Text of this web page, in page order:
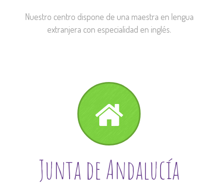
Nuestro centro dispone de una maestra en lengua
extranjera con especialidad en inglés.
Junta de Andalucía